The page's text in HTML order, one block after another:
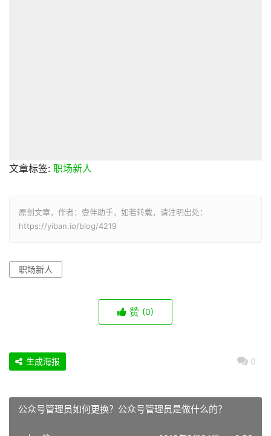
文章标签: 职场新人
原创文章，作者：壹伴助手，如若转载，请注明出处：
https://yiban.io/blog/4219
职场新人
赞 (0)
0
生成海报
公众号管理员如何更换？公众号管理员是做什么的？